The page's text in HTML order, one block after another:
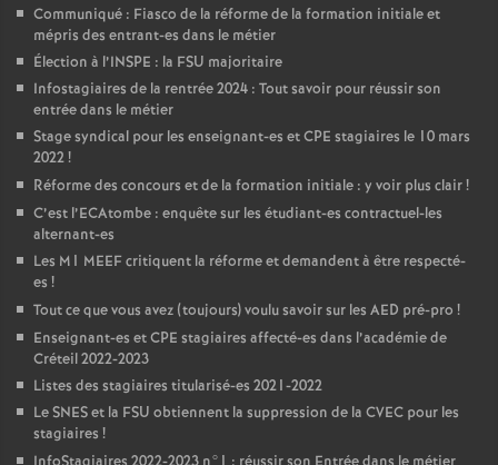
Communiqué : Fiasco de la réforme de la formation initiale et
mépris des entrant-es dans le métier
Élection à l’INSPE : la FSU majoritaire
Infostagiaires de la rentrée 2024 : Tout savoir pour réussir son
entrée dans le métier
Stage syndical pour les enseignant-es etCPE stagiaires le 10 mars
2022!
Réforme des concours et de la formation initiale : y voir plus clair!
C’est l’ECAtombe : enquête sur les étudiant-es contractuel-les
alternant-es
Les M1 MEEFcritiquent la réforme et demandent à être respecté-
es !
Tout ce que vous avez (toujours) voulu savoir sur les AED pré-pro !
Enseignant-es etCPE stagiaires affecté-es dans l’académie de
Créteil 2022-2023
Listes des stagiaires titularisé-es 2021-2022
LeSNESet la FSU obtiennent la suppression de la CVEC pour les
stagiaires !